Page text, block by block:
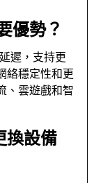
優勢？
遲，支持更
絡穩定性和更
、雲遊戲和智
換設備